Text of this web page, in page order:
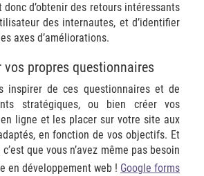
d’obtenir des retours intéressants
des internautes, et d’identifier
axes d’améliorations.
vos propres questionnaires
inspirer de ces questionnaires et de
stratégiques, ou bien créer vos
ligne et les placer sur votre site aux
en fonction de vos objectifs. Et
que vous n’avez même pas besoin
en développement web ! Google forms